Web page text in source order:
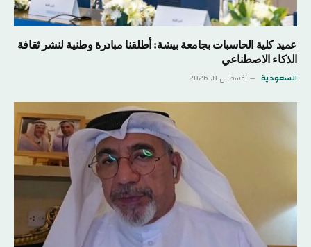
عميد كلية الحاسبات بجامعة بيشة: أطلقنا مبادرة وطنية لنشر ثقافة
الذكاء الاصطناعي
السعودية أغسطس 8, 2026